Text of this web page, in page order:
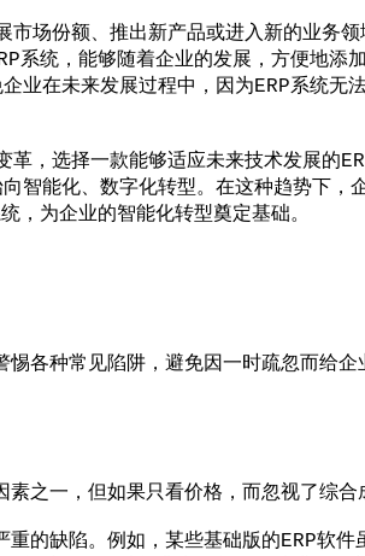
份额、推出新产品或进入新的业务领
系统，能够随着企业的发展，方便地添
业在未来发展过程中，因为ERP系统无
选择一款能够适应未来技术发展的
智能化、数字化转型。在这种趋势下，
，为企业的智能化转型奠定基础。
种常见陷阱，避免因一时疏忽而给企
一，但如果只看价格，而忽视了综合
缺陷。例如，某些基础版的ERP软件